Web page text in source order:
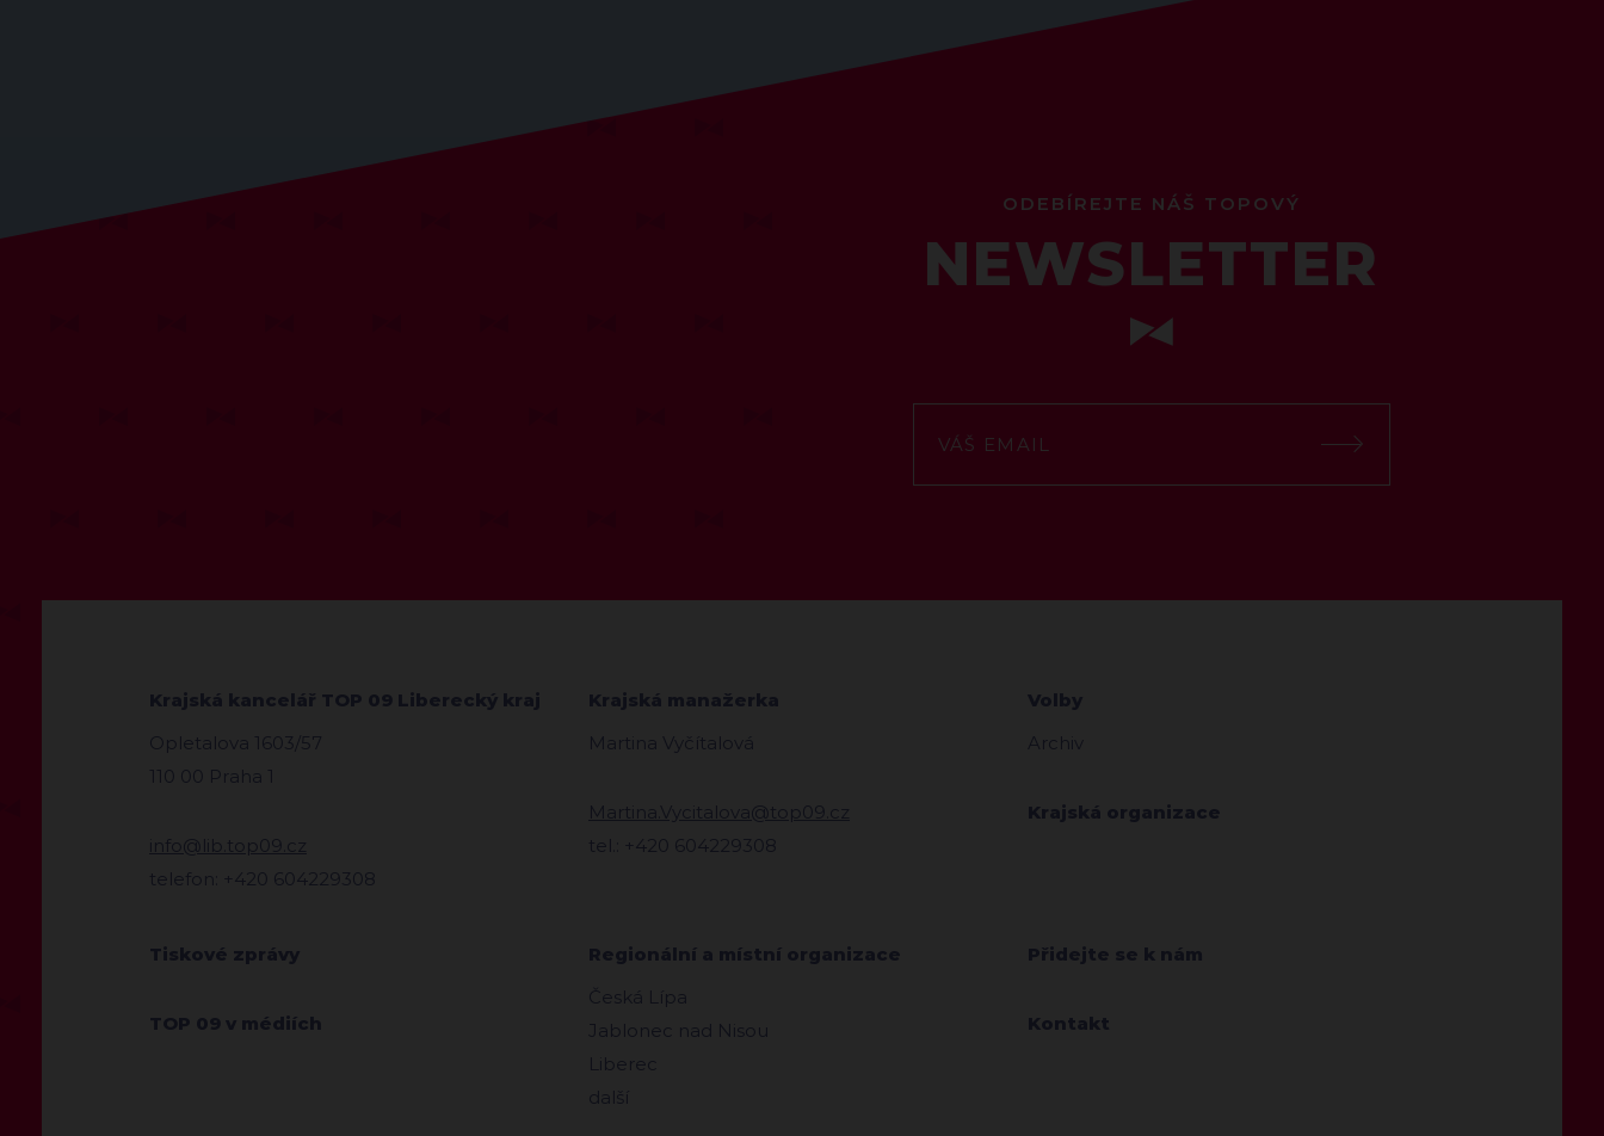
ODEBÍREJTE NÁŠ TOPOVÝ
NEWSLETTER
Krajská kancelář TOP 09 Liberecký kraj
Opletalova 1603/57
110 00 Praha 1
info@lib.top09.cz
telefon: +420 604229308
Krajská manažerka
Martina Vyčítalová
Martina.Vycitalova@top09.cz
tel.: +420 604229308
Volby
Archiv
Krajská organizace
Tiskové zprávy
TOP 09 v médiích
Regionální a místní organizace
Česká Lípa
Jablonec nad Nisou
Liberec
další
Přidejte se k nám
Kontakt